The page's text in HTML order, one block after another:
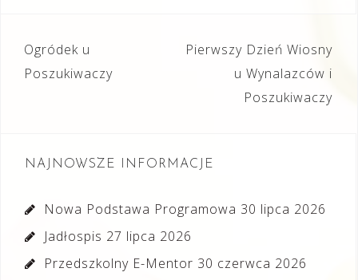
Nawigacja
wpisu
Ogródek u
Poszukiwaczy
Pierwszy Dzień Wiosny
u Wynalazców i
Poszukiwaczy
NAJNOWSZE INFORMACJE
Nowa Podstawa Programowa 30 lipca 2026
Jadłospis 27 lipca 2026
Przedszkolny E-Mentor 30 czerwca 2026